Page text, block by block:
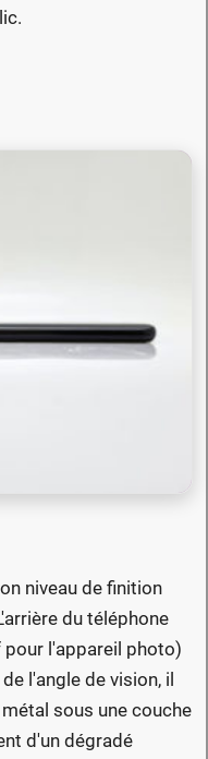
niveau de finition
du téléphone
l'appareil photo)
l'angle de vision, il
sous une couche
d'un dégradé